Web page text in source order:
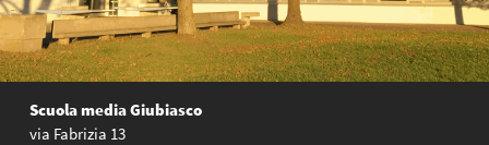
Scuola media Giubiasco
via Fabrizia 13